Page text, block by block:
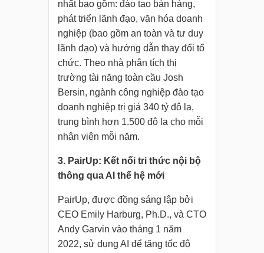
nhất bao gồm: đào tạo bán hàng,
phát triển lãnh đạo, văn hóa doanh
nghiệp (bao gồm an toàn và tư duy
lãnh đạo) và hướng dẫn thay đổi tổ
chức. Theo nhà phân tích thị
trường tài năng toàn cầu Josh
Bersin, ngành công nghiệp đào tạo
doanh nghiệp trị giá 340 tỷ đô la,
trung bình hơn 1.500 đô la cho mỗi
nhân viên mỗi năm.
3. PairUp: Kết nối tri thức nội bộ
thông qua AI thế hệ mới
PairUp, được đồng sáng lập bởi
CEO Emily Harburg, Ph.D., và CTO
Andy Garvin vào tháng 1 năm
2022, sử dụng AI để tăng tốc độ